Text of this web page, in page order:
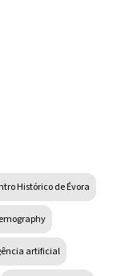
Histórico de Évora
artificial